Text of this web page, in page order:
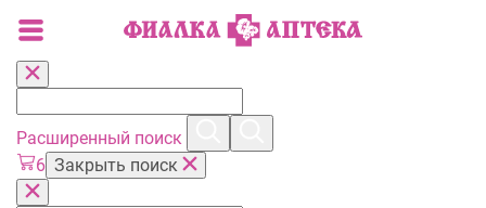
Расширенный поиск
6 Закрыть поиск